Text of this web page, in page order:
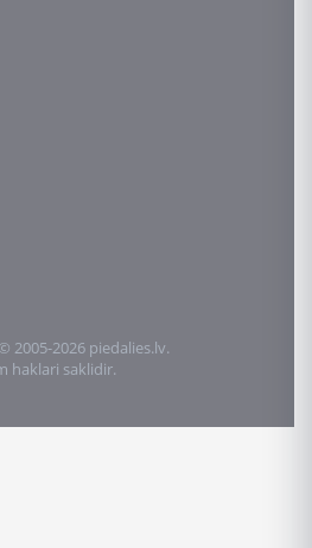
2005-2026 piedalies.lv.
haklari saklidir.